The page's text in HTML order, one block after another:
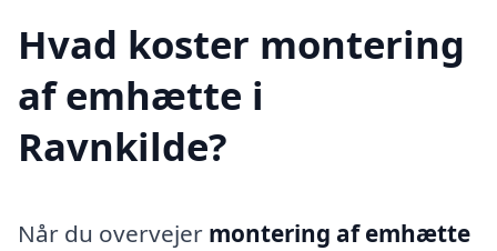
Hvad koster montering
af emhætte i
Ravnkilde?
Når du overvejer montering af emhætte